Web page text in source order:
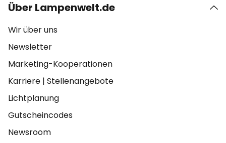
Über Lampenwelt.de
Wir über uns
Newsletter
Marketing-Kooperationen
Karriere | Stellenangebote
Lichtplanung
Gutscheincodes
Newsroom